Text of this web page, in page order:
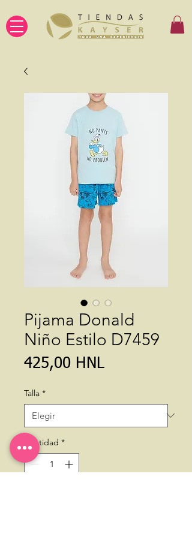
Pijama Donald
Niño Estilo D7459
425,00 HNLPrecio
Talla *
Cantidad *